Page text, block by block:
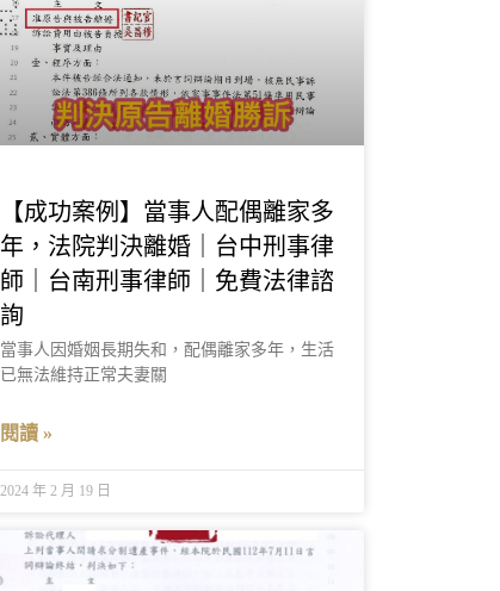
【成功案例】當事人配偶離家多
年，法院判決離婚｜台中刑事律
師｜台南刑事律師｜免費法律諮
詢
當事人因婚姻長期失和，配偶離家多年，生活
已無法維持正常夫妻關
閱讀 »
2024 年 2 月 19 日